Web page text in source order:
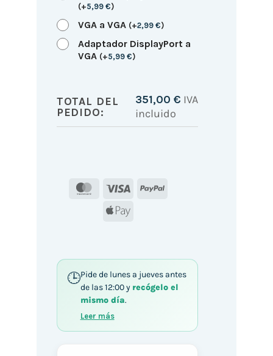
(+5,99 €)
VGA a VGA (+2,99 €)
Adaptador DisplayPort a
VGA (+5,99 €)
TOTAL DEL
PEDIDO:
351,00 € IVA
incluido
MasterCard
Visa
PayPal
Apple
Pide de lunes a jueves antes
de las 12:00 y recógelo el
mismo día.
Leer más